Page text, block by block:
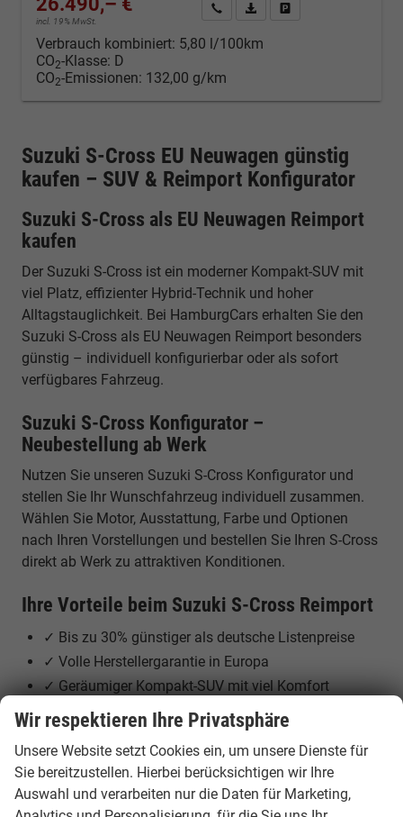
incl. 19% MwSt.
Kontakt & Angebot anfordern
PDF-Datei, Fahrzeugexposé
Verbrauch kombiniert: 5,80 l/100km
CO2-Klasse: D
CO2-Emissionen: 132,00 g/km
Suzuki S-Cross EU Neuwagen günstig
kaufen – SUV & Reimport Konfigurator
Suzuki S-Cross als EU Neuwagen Reimport
kaufen
Der Suzuki S-Cross ist ein moderner Kompakt-SUV mit
viel Platz, effizienter Hybrid-Technik und hoher
Alltagstauglichkeit. Bei HamburgCars erhalten Sie den
Suzuki S-Cross als EU Neuwagen Reimport besonders
günstig – individuell konfigurierbar oder als sofort
verfügbares Fahrzeug.
Suzuki S-Cross Konfigurator –
Neubestellung ab Werk
Nutzen Sie unseren Suzuki S-Cross Konfigurator und
stellen Sie Ihr Wunschfahrzeug individuell zusammen.
Wählen Sie Motor, Ausstattung, Farbe und Optionen
nach Ihren Vorstellungen und bestellen Sie Ihren S-Cross
direkt ab Werk zu attraktiven Konditionen.
Ihre Vorteile beim Suzuki S-Cross Reimport
✓ Bis zu 30% günstiger als deutsche Listenpreise
✓ Volle Herstellergarantie in Europa
✓ Geräumiger Kompakt-SUV mit viel Komfort
✓ Mild-Hybrid und Vollhybrid verfügbar
✓ Optional mit ALLGRIP Allradantrieb
✓ Individuelle Neubestellung ab Werk möglich
Suzuki S-Cross – vielseitiger SUV für Alltag
Wir respektieren Ihre Privatsphäre
Unsere Website setzt Cookies ein, um unsere Dienste für
Sie bereitzustellen. Hierbei berücksichtigen wir Ihre
Auswahl und verarbeiten nur die Daten für Marketing,